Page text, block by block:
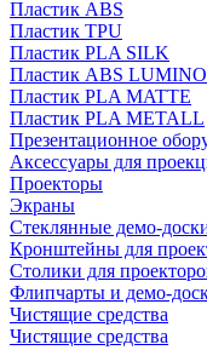
Пластик ABS
Пластик TPU
Пластик PLA SILK
Пластик ABS
Пластик PLA MATTE
Пластик PLA METALL
Презентационное
Аксессуары для
Проекторы
Экраны
Стеклянные демо-
Кронштейны для
Столики для
Флипчарты и демо-
Чистящие средства
Чистящие средства